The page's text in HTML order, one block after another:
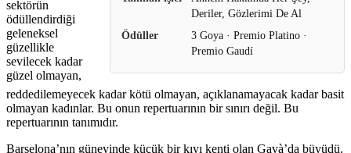
Deriler, Gözlerimi De Al
Ödüller
3 Goya · Premio Platino ·
Premio Gaudí
sektörün
ödüllendirdiği
geleneksel
güzellikle
sevilecek kadar
güzel olmayan,
reddedilemeyecek kadar kötü olmayan, açıklanamayacak kadar basit
olmayan kadınlar. Bu onun repertuarının bir sınırı değil. Bu
repertuarının tanımıdır.
Barselona’nın güneyinde küçük bir kıyı kenti olan Gavà’da büyüdü.